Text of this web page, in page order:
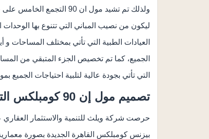
ولذلك تم تشيد مول ان 90
ليكون من نصيب المباني التي تتنوع بها الوحدات
العيادات الطبية التي تأتي بمختلف المساحات
الجميع، كما تم تخصيص الجزء المتبقي من
التي تأتي بجودة عالية لتلبية احتياجات الجميع بمول ان 90 بيزنس القاهرة
تصميم مول إن 90 كومبلكس التجمع الخامس
بيزنس كومبلكس القاهرة الجديدة بصورة